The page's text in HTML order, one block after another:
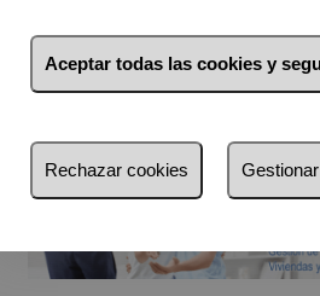
que quiere vender, y si lo desea,
exclusiva. Somos un equipo de
Inmobiliaria y Abogados
que
profesionalidad. Aconsejando a
Aceptar todas las cookies y
Rechazar cookies